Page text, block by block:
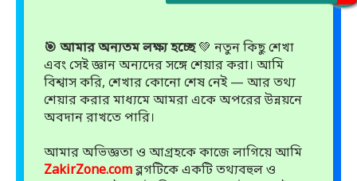
🎯 আমার অন্যতম লক্ষ্য হচ্ছে💚 নতুন কিছু শেখা
এবং সেই জ্ঞান অন্যদের সঙ্গে শেয়ার করা। আমি
বিশ্বাস করি, শেখার কোনো শেষ নেই — আর তথ্য
শেয়ার করার মাধ্যমে আমরা একে অপরের উন্নয়নে
অবদান রাখতে পারি।
আমার অভিজ্ঞতা ও আগ্রহকে কাজে লাগিয়ে আমি
ZakirZone.comব্লগটিকে একটি তথ্যবহুল ও